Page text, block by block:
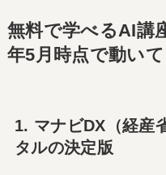
無料で学べるAI講
年5月時点で動い
1. マナビDX（経産
タルの決定版